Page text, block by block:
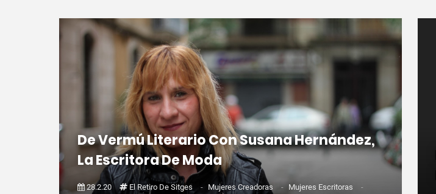
De Vermú Literario Con Susana Hernández,
La Escritora De Moda
28.2.20 El Retiro De Sitges - Mujeres Creadoras - Mujeres Escritoras
-